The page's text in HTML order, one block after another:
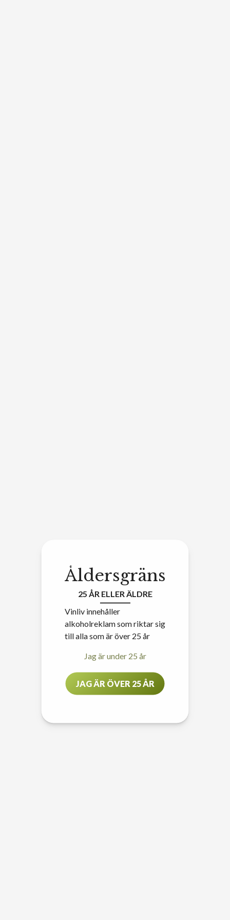
Åldersgräns
25 ÅR ELLER ÄLDRE
Vinliv innehåller
alkoholreklam som riktar sig
till alla som är över 25 år
Jag är under 25 år
JAG ÄR ÖVER 25 ÅR